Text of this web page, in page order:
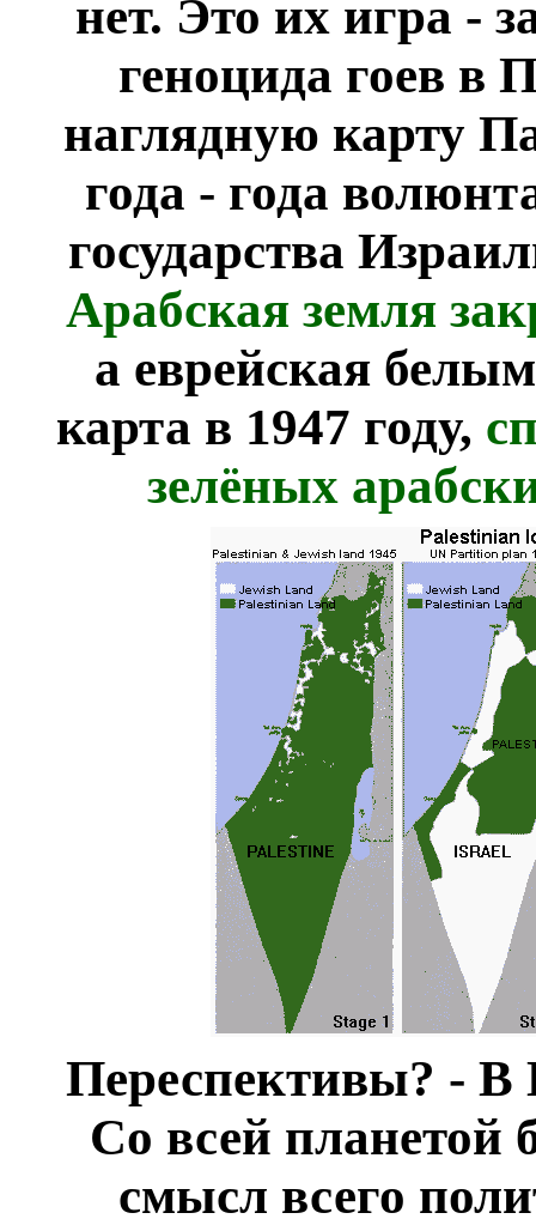
нет. Это их игра -
геноцида гоев в
наглядную карту
года - года
государства
Арабская земля
а еврейская
карта в 1947 году,
зелёных
Переспективы? - В
Со всей планетой
смысл всего